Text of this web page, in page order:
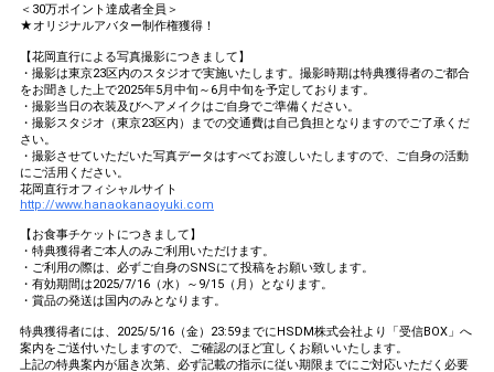
＜30万ポイント達成者全員＞
★オリジナルアバター制作権獲得！
【花岡直行による写真撮影につきまして】
・撮影は東京23区内のスタジオで実施いたします。撮影時期は特典獲得者のご都合
をお聞きした上で2025年5月中旬～6月中旬を予定しております。
・撮影当日の衣装及びヘアメイクはご自身でご準備ください。
・撮影スタジオ（東京23区内）までの交通費は自己負担となりますのでご了承くだ
さい。
・撮影させていただいた写真データはすべてお渡しいたしますので、ご自身の活動
にご活用ください。
花岡直行オフィシャルサイト
http://www.hanaokanaoyuki.com
【お食事チケットにつきまして】
・特典獲得者ご本人のみご利用いただけます。
・ご利用の際は、必ずご自身のSNSにて投稿をお願い致します。
・有効期間は2025/7/16（水）～9/15（月）となります。
・賞品の発送は国内のみとなります。
特典獲得者には、2025/5/16（金）23:59までにHSDM株式会社より「受信BOX」へ
案内をご送付いたしますので、ご確認のほど宜しくお願いいたします。
上記の特典案内が届き次第、必ず記載の指示に従い期限までにご対応いただく必要